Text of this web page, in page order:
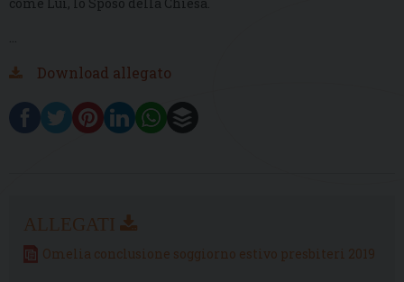
…
Download allegato
Omelia conclusione soggiorno estivo presbiteri 2019